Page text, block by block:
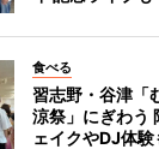
食べる
習志野・谷津「
涼祭」にぎわう
ェイクやDJ体験